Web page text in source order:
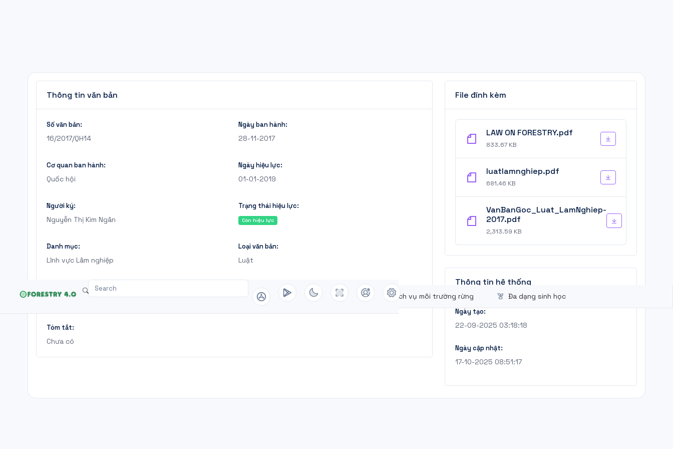
Dashboard Văn bản pháp lý Tài nguyên rừng Quy hoạch lâm nghiệp Dịch vụ môi trường rừng Đa dạng sinh học
Thông tin văn bản
Số văn bản:
16/2017/QH14
Ngày ban hành:
28-11-2017
Cơ quan ban hành:
Quốc hội
Ngày hiệu lực:
01-01-2019
Người ký:
Nguyễn Thị Kim Ngân
Trạng thái hiệu lực:
Còn hiệu lực
Danh mục:
Lĩnh vực Lâm nghiệp
Loại văn bản:
Luật
Tóm tắt:
Chưa có
File đính kèm
LAW ON FORESTRY.pdf
833.67 KB
luatlamnghiep.pdf
681.46 KB
VanBanGoc_Luat_LamNghiep-
2017.pdf
2,313.59 KB
Thông tin hệ thống
Ngày tạo:
22-09-2025 03:18:18
Ngày cập nhật:
17-10-2025 08:51:17